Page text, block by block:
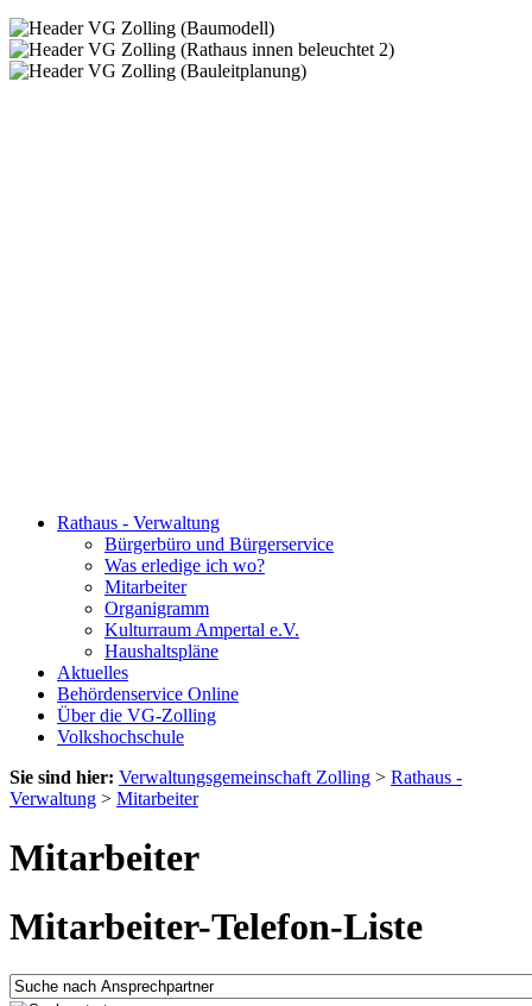
Rathaus - Verwaltung
Bürgerbüro und Bürgerservice
Was erledige ich wo?
Mitarbeiter
Organigramm
Kulturraum Ampertal e.V.
Haushaltspläne
Aktuelles
Behördenservice Online
Über die VG-Zolling
Volkshochschule
Sie sind hier: Verwaltungsgemeinschaft Zolling > Rathaus -
Verwaltung > Mitarbeiter
Mitarbeiter
Mitarbeiter-Telefon-Liste